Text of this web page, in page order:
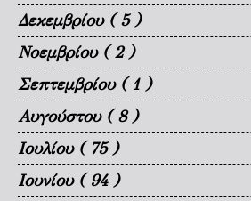
Δεκεμβρίου ( 5 )
Νοεμβρίου ( 2 )
Σεπτεμβρίου ( 1 )
Αυγούστου ( 8 )
Ιουλίου ( 75 )
Ιουνίου ( 94 )